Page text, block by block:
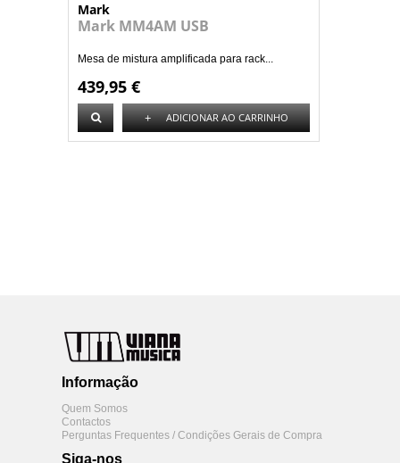
Mark
Mark MM4AM USB
Mesa de mistura amplificada para rack...
439,95 €
+ ADICIONAR AO CARRINHO
Informação
Quem Somos
Contactos
Perguntas Frequentes / Condições Gerais de Compra
Siga-nos